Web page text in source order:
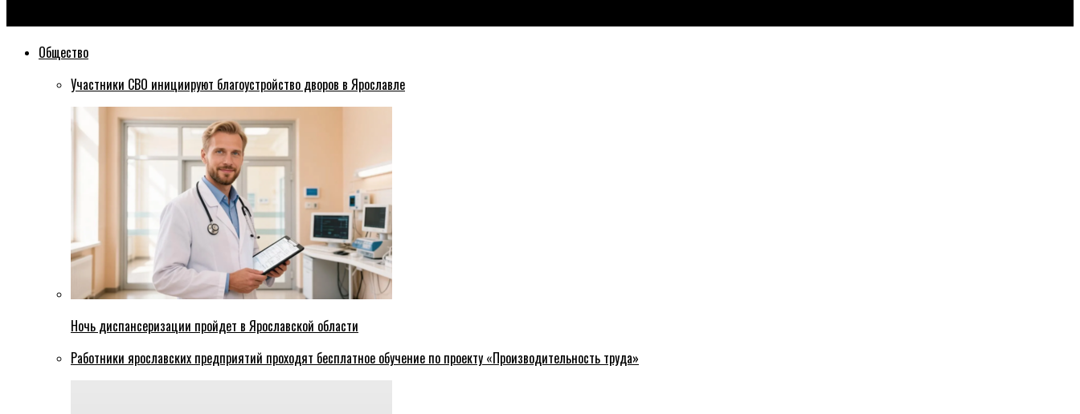
Общество
Участники СВО инициируют благоустройство дворов в Ярославле
Ночь диспансеризации пройдет в Ярославской области
Работники ярославских предприятий проходят бесплатное обучение по проекту «Производительность труда»